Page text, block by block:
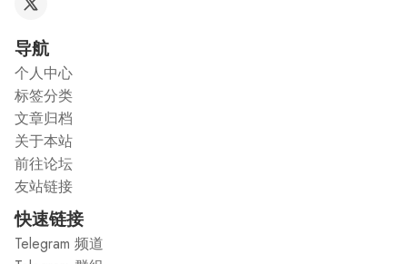
导航
个人中心
标签分类
文章归档
关于本站
前往论坛
友站链接
快速链接
Telegram 频道